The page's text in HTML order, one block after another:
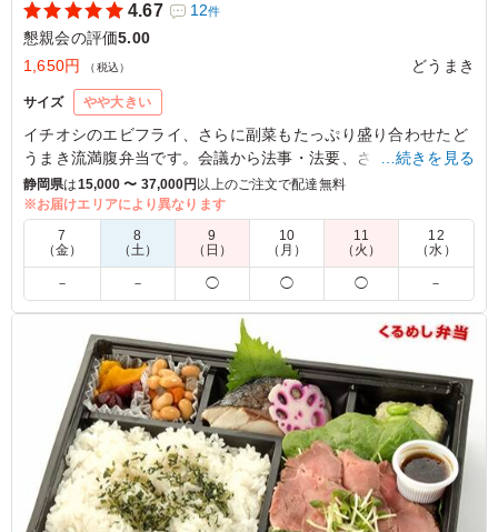
4.67 12件
懇親会の評価5.00
1,650円
（税込） どうまき
サイズ やや大きい
イチオシのエビフライ、さらに副菜もたっぷり盛り合わせたど
うまき流満腹弁当です。会議から法事・法要、さらに接待まで
幅広い用途でご利用いただけます。
※白飯は別添えです。
5.0
エビフライ弁当という名の通り，エビフライが美味しかっ
た。普通にお腹いっぱいになるお弁当です。
ご利用シーン：懇親会›ランチ会
静岡県浜松市中央区神原町 2025/12/22
…続きを見る
静岡県は15,000 〜 37,000円 以上のご注文で配達無料
※お届けエリアにより異なります
7
（金）
8
（土）
9
（日）
10
（月）
11
（火）
12
（水）
－ － ◯ ◯ ◯ －